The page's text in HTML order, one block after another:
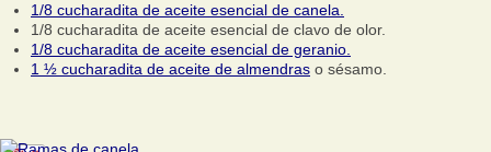
1/8 cucharadita de aceite esencial de canela.
1/8 cucharadita de aceite esencial de clavo de olor.
1/8 cucharadita de aceite esencial de geranio.
1 ½ cucharadita de aceite de almendras o sésamo.